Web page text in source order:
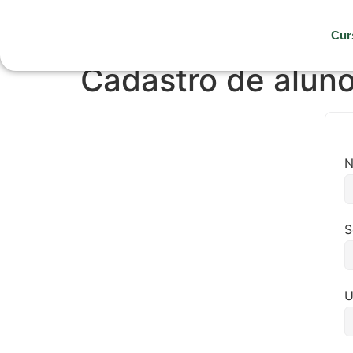
Cadastro de